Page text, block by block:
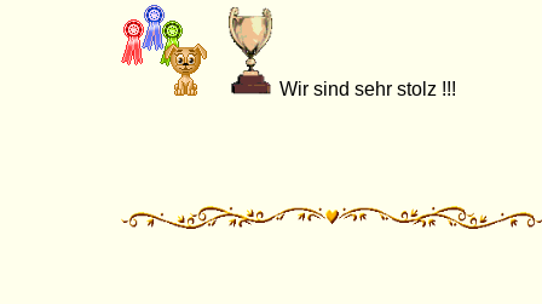
Wir sind sehr stolz !!!